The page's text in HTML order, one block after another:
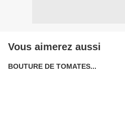
Vous aimerez aussi
BOUTURE DE TOMATES...